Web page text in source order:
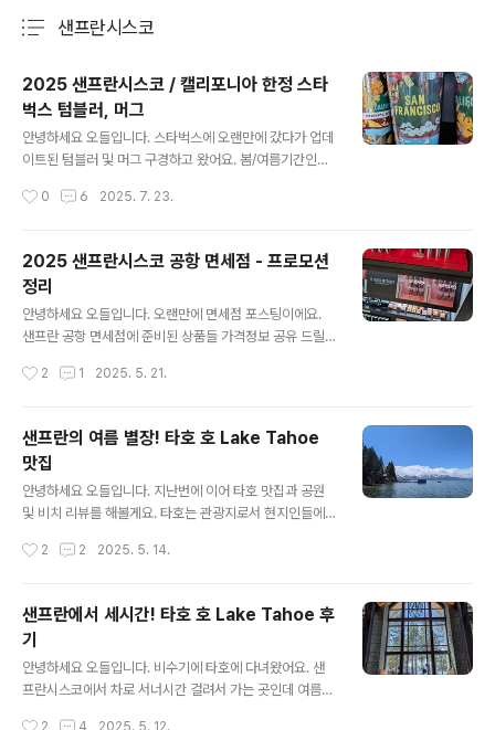
샌프란시스코
2025 샌프란시스코 / 캘리포니아 한정 스타
벅스 텀블러, 머그
안녕하세요 오들입니다. 스타벅스에 오랜만에 갔다가 업데
이트된 텀블러 및 머그 구경하고 왔어요. 봄/여름기간인데
무더기로 박힌 디자인이 유행하더니 올해는 극적으로 어른
아야 장사가 되는거겠죠. 화려한 형광색 및 신나는 패턴이
돋보이는 Farm RIO라는 브라질 브랜드와의 협업상품도
보여요. 가격은 25달러(+세금)부터 시작이고요, 한화로
하면 3만4천원이 훌쩍 넘네요. 가끔 연말에 텀블러 세일을
하는 지점도 있긴 하던데 이번엔 세일하는 제품은 없었어
랜드 텀블러들이 고급, 고가로 출시되고 있어서 상대적으
0 6 2025. 7. 23.
2025 샌프란시스코 공항 면세점 - 프로모션
정리
안녕하세요 오들입니다. 오랜만에 면세점 포스팅이에요.
샌프란 공항 면세점에 준비된 상품들 가격정보 공유 드릴
해드리는 편인데 이번에 보니 의외로 숨겨진 프로모션들이
면 가격이 두배이지만 급하신 경우에는 공항에서도 씨즈캔
디 See's candies 구매가 가능합니다. 요즘은 롤리팝이
인기인가 보네요. 오른편 작은 상자가 18달러, 왼쪽 큰 상
자가 62달러에요.영양제 코너도 작게나마 있어요. GNC
제품도 있고 소소하게 프로모션도 하네요. lemme 라는
격이고요. GNC women's ultra mega multivitamin 1
2 1 2025. 5. 21.
샌프란의 여름 별장! 타호 호 Lake Tahoe
맛집
안녕하세요 오들입니다. 지난번에 이어 타호 맛집과 공원
및 비치 리뷰를 해볼게요. 타호는 관광지로서 현지인들에
생각보다 먹은 음식이 맛있어서 맛집 때문에 다시 가보고
ahoe Blvd, South Lake Tahoe, CA 96150타호 호
지역에 세 가게나 있는 레드헛 카페입니다. 아침식사 위주
로 운영되고 있어서 오후 두시에 닫아요. 전형적인 미국의
아침 및 브런치 메뉴를 다양하게 맛보실 수 있어요. 비스킷
앤 그레이비, 해시브라운 및 에그 스크램블 (계란은 마음대
2 2 2025. 5. 14.
샌프란에서 세시간! 타호 호 Lake Tahoe 후
기
안녕하세요 오들입니다. 비수기에 타호에 다녀왔어요. 샌
프란시스코에서 차로 서너시간 걸려서 가는 곳인데 여름에
2 4 2025. 5. 12.